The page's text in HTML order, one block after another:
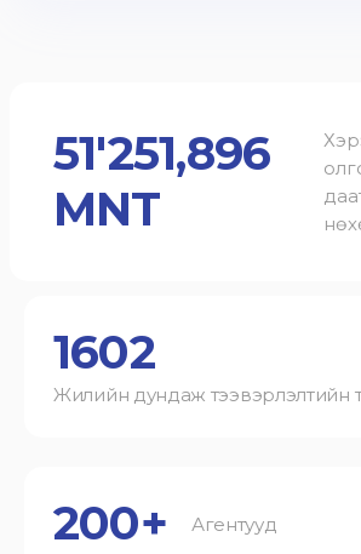
51'251,896
MNT
1602
Жилийн дундаж тээвэрлэлтийн
200+ Агентууд